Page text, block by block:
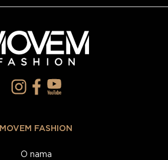
MOVEM FASHION
O nama